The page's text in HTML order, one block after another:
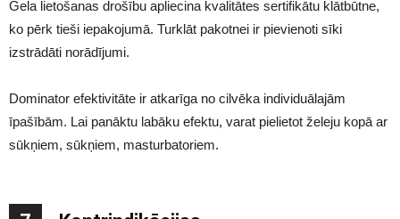
Gela lietošanas drošību apliecina kvalitātes sertifikātu klātbūtne,
ko pērk tieši iepakojumā. Turklāt pakotnei ir pievienoti sīki
izstrādāti norādījumi.
Dominator efektivitāte ir atkarīga no cilvēka individuālajām
īpašībām. Lai panāktu labāku efektu, varat pielietot želeju kopā ar
sūkņiem, sūkņiem, masturbatoriem.